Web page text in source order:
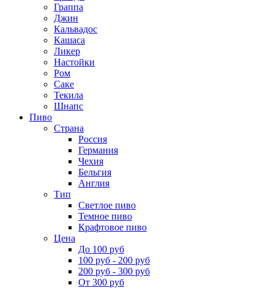
Граппа
Джин
Кальвадос
Кашаса
Ликер
Настойки
Ром
Саке
Текила
Шнапс
Пиво
Страна
Россия
Германия
Чехия
Бельгия
Англия
Тип
Светлое пиво
Темное пиво
Крафтовое пиво
Цена
До 100 руб
100 руб - 200 руб
200 руб - 300 руб
От 300 руб